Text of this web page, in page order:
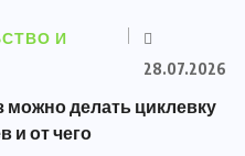
И
28.07.2026
можно делать циклевку
и от чего